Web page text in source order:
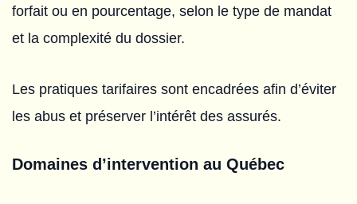
forfait ou en pourcentage, selon le type de mandat
et la complexité du dossier.
Les pratiques tarifaires sont encadrées afin d’éviter
les abus et préserver l’intérêt des assurés.
Domaines d’intervention au Québec